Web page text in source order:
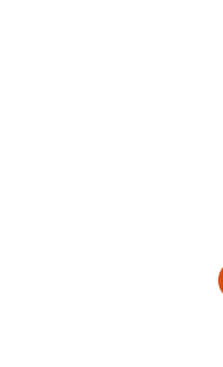
die passenden Rezepte